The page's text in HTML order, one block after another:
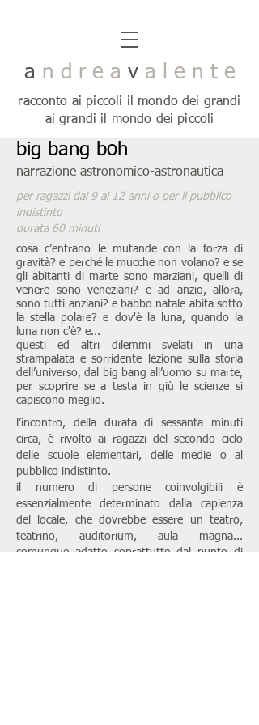
a n d r e a va l e n t e
racconto ai piccoli il mondo dei grandi
ai grandi il mondo dei piccoli
per ragazzi dai 9 ai 12 anni o per il pubblico
indistinto
durata 60 minuti
cosa c’entrano le mutande con la forza di
gravità? e perché le mucche non volano? e se
gli abitanti di marte sono marziani, quelli di
venere sono veneziani? e ad anzio, allora,
sono tutti anziani? e babbo natale abita sotto
la stella polare? e dov'è la luna, quando la
luna non c'è? e...
questi ed altri dilemmi svelati in una
strampalata e sorridente lezione sulla storia
dell’universo, dal big bang all’uomo su marte,
per scoprire se a testa in giù le scienze si
capiscono meglio.
l’incontro, della durata di sessanta minuti
circa, è rivolto ai ragazzi del secondo ciclo
delle scuole elementari, delle medie o al
pubblico indistinto.
il numero di persone coinvolgibili è
essenzialmente determinato dalla capienza
del locale, che dovrebbe essere un teatro,
teatrino, auditorium, aula magna...
comunque adatto soprattutto dal punto di
big bang boh
narrazione astronomico-astronautica